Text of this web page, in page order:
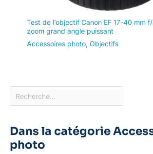
Test de l’objectif Canon EF 17-40 mm
zoom grand angle puissant
Accessoires photo, Objectifs
Dans la catégorie
photo